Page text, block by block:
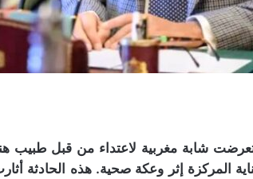
شابة مغربية لاعتداء من قبل طبيب
المركزة إثر وعكة صحية. هذه الحادثة